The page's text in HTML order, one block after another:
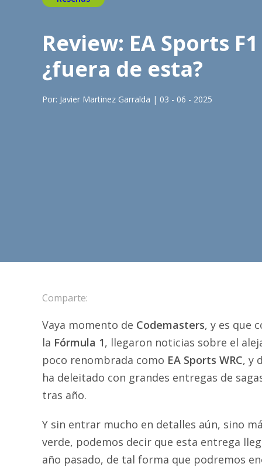
Review: EA Sports
¿fuera de esta?
Por: Javier Martinez Garralda | 03 - 06 - 2025
Comparte:
Vaya momento de Codemasters, y es que
la Fórmula 1, llegaron noticias sobre el
poco renombrada como EA Sports WRC, y
ha deleitado con grandes entregas de
tras año.
Y sin entrar mucho en detalles aún, sino
verde, podemos decir que esta entrega
año pasado, de tal forma que podremos